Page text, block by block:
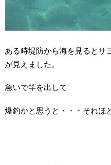
ある時堤防から海を見るとサ
が見えました。
急いで竿を出して
爆釣かと思うと・・・それほ